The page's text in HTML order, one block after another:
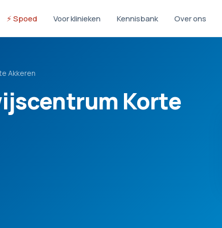
⚡ Spoed Voor klinieken Kennisbank Over ons
Akkeren
Korte